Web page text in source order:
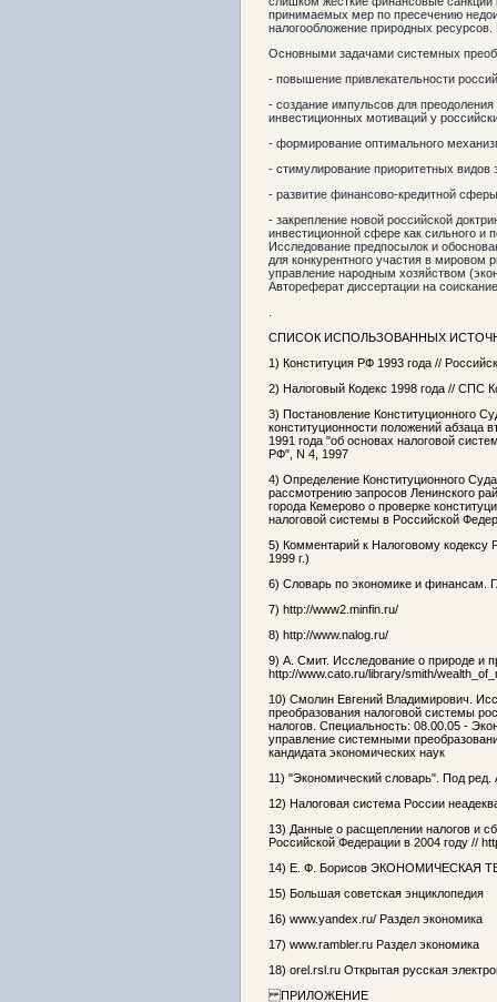
принимаемых мер по пресечению
налогообложение природных
Основными задачами системных
- повышение привлекательности
- создание импульсов для
инвестиционных мотиваций у
- формирование оптимального
- стимулирование приоритетных видов
- развитие финансово-кредитной
- закрепление новой российской
инвестиционной сфере как сильного и
Исследование предпосылок и
для конкурентного участия в
управление народным хозяйством
Автореферат диссертации на
СПИСОК ИСПОЛЬЗОВАННЫХ
1) Конституция РФ 1993 года //
2) Налоговый Кодекс 1998 года // СПС
3) Постановление Конституционного
конституционности положений абзаца
1991 года "об основах налоговой
РФ", N 4, 1997
4) Определение Конституционного
рассмотрению запросов Ленинского
города Кемерово о проверке
налоговой системы в Российской
5) Комментарий к Налоговому кодексу
1999 г.)
6) Словарь по экономике и финансам.
7) http://www2.minfin.ru/
8) http://www.nalog.ru/
9) А. Смит. Исследование о природе и
http://www.cato.ru/library/smith/
10) Смолин Евгений Владимирович.
преобразования налоговой системы
налогов. Специальность: 08.00.05 -
управление системными
кандидата экономических наук
11) "Экономический словарь". Под ред.
12) Налоговая система России
13) Данные о расщеплении налогов и
Российской Федерации в 2004 году //
14) Е. Ф. Борисов ЭКОНОМИЧЕСКАЯ
15) Большая советская энциклопедия
16) www.yandex.ru/ Раздел экономика
17) www.rambler.ru Раздел экономика
18) orel.rsl.ru Открытая русская
ПРИЛОЖЕНИЕ